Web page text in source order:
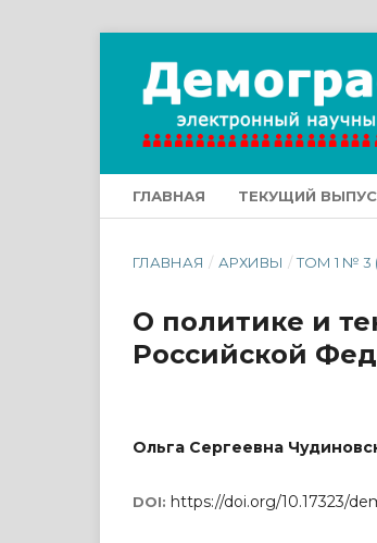
ГЛАВНАЯ ТЕКУЩИЙ
ГЛАВНАЯ / АРХИВЫ / ТОМ 1 № 3
О политике и
Российской
Ольга Сергеевна
DOI: https://doi.org/10.17323/